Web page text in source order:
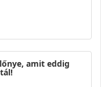
amit eddig